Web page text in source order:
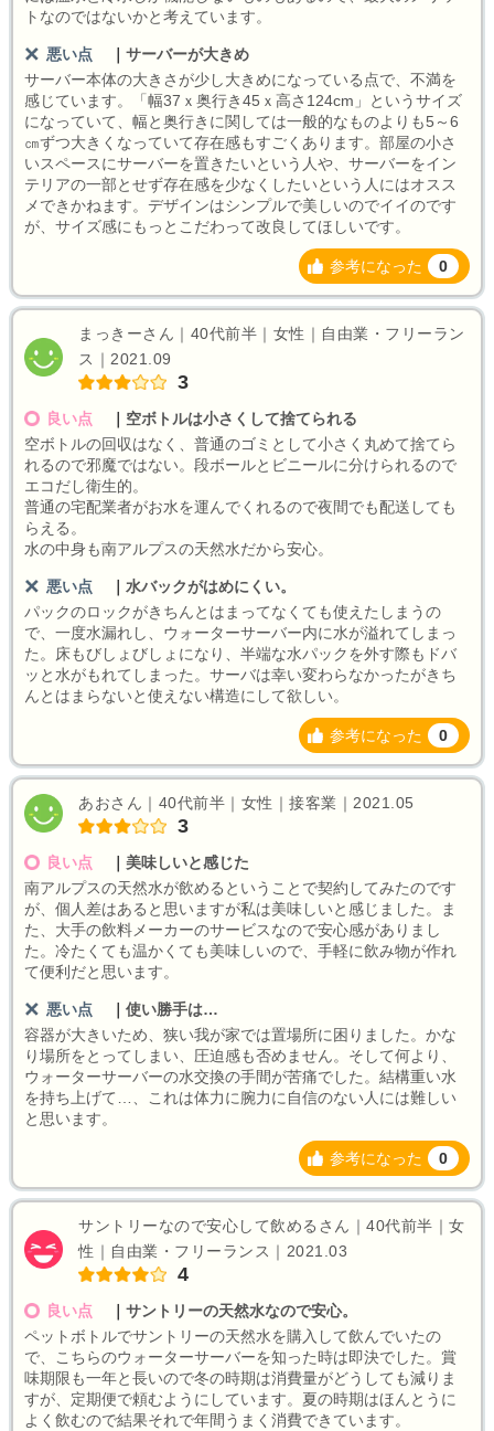
トなのではないかと考えています。
悪い点
サーバーが大きめ
サーバー本体の大きさが少し大きめになっている点で、不満を
感じています。「幅37ｘ奥行き45ｘ高さ124cm」というサイズ
になっていて、幅と奥行きに関しては一般的なものよりも5～6
㎝ずつ大きくなっていて存在感もすごくあります。部屋の小さ
いスペースにサーバーを置きたいという人や、サーバーをイン
テリアの一部とせず存在感を少なくしたいという人にはオスス
メできかねます。デザインはシンプルで美しいのでイイのです
が、サイズ感にもっとこだわって改良してほしいです。
参考になった 0
まっきーさん｜40代前半｜女性｜自由業・フリーラン
ス｜2021.09
3
良い点
空ボトルは小さくして捨てられる
空ボトルの回収はなく、普通のゴミとして小さく丸めて捨てら
れるので邪魔ではない。段ボールとビニールに分けられるので
エコだし衛生的。
普通の宅配業者がお水を運んでくれるので夜間でも配送しても
らえる。
水の中身も南アルプスの天然水だから安心。
悪い点
水バックがはめにくい。
パックのロックがきちんとはまってなくても使えたしまうの
で、一度水漏れし、ウォーターサーバー内に水が溢れてしまっ
た。床もびしょびしょになり、半端な水パックを外す際もドバ
ッと水がもれてしまった。サーバは幸い変わらなかったがきち
んとはまらないと使えない構造にして欲しい。
参考になった 0
あおさん｜40代前半｜女性｜接客業｜2021.05
3
良い点
美味しいと感じた
南アルプスの天然水が飲めるということで契約してみたのです
が、個人差はあると思いますが私は美味しいと感じました。ま
た、大手の飲料メーカーのサービスなので安心感がありまし
た。冷たくても温かくても美味しいので、手軽に飲み物が作れ
て便利だと思います。
悪い点
使い勝手は…
容器が大きいため、狭い我が家では置場所に困りました。かな
り場所をとってしまい、圧迫感も否めません。そして何より、
ウォーターサーバーの水交換の手間が苦痛でした。結構重い水
を持ち上げて…、これは体力に腕力に自信のない人には難しい
と思います。
参考になった 0
サントリーなので安心して飲めるさん｜40代前半｜女
性｜自由業・フリーランス｜2021.03
4
良い点
サントリーの天然水なので安心。
ペットボトルでサントリーの天然水を購入して飲んでいたの
で、こちらのウォーターサーバーを知った時は即決でした。賞
味期限も一年と長いので冬の時期は消費量がどうしても減りま
すが、定期便で頼むようにしています。夏の時期はほんとうに
よく飲むので結果それで年間うまく消費できています。